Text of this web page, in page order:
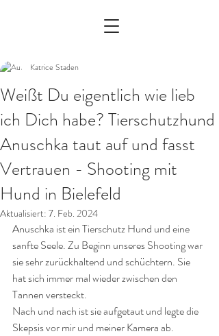
Weißt Du eigentlich wie lieb
ich Dich habe? Tierschutzhund
Anuschka taut auf und fasst
Vertrauen - Shooting mit
Hund in Bielefeld
Katrice Staden
Aktualisiert: 7. Feb. 2024
Anuschka ist ein Tierschutz Hund und eine
sanfte Seele. Zu Beginn unseres Shooting war
sie sehr zurückhaltend und schüchtern. Sie
hat sich immer mal wieder zwischen den
Tannen versteckt.
Nach und nach ist sie aufgetaut und legte die
Skepsis vor mir und meiner Kamera ab.